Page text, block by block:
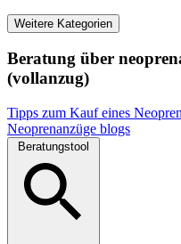
Weitere Kategorien
Beratung über
(vollanzug)
Tipps zum Kauf eines
Neoprenanzüge blogs
Beratungstool